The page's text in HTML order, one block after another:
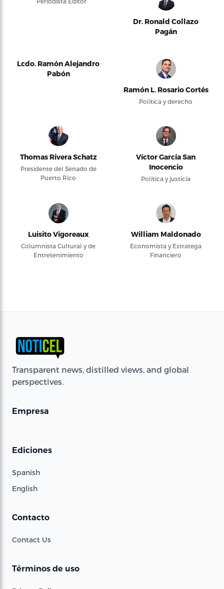
Dr. Ronald Collazo
Pagán
Lcdo. Ramón Alejandro
Pabón
Ramón L. Rosario Cortés
Política y derecho
Thomas Rivera Schatz
Presidente del Senado de
Puerto Rico
Víctor García San
Inocencio
Política y justicia
Luisito Vigoreaux
Columnista Cultural y de
Entretenimiento
William Maldonado
Economista y Estratega
Financiero
Transparent news, distilled views, and global
perspectives.
Empresa
Ediciones
Spanish
English
Contacto
Contact Us
Términos de uso